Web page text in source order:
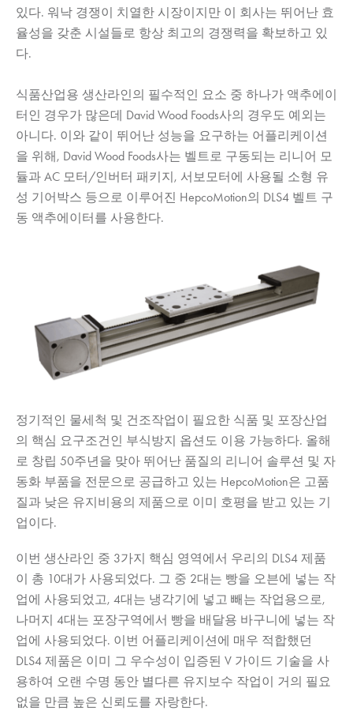
있다. 워낙 경쟁이 치열한 시장이지만 이 회사는 뛰어난 효
율성을 갖춘 시설들로 항상 최고의 경쟁력을 확보하고 있
다.
식품산업용 생산라인의 필수적인 요소 중 하나가 액추에이
터인 경우가 많은데 David Wood Foods사의 경우도 예외는
아니다. 이와 같이 뛰어난 성능을 요구하는 어플리케이션
을 위해, David Wood Foods사는 벨트로 구동되는 리니어 모
듈과 AC 모터/인버터 패키지, 서보모터에 사용될 소형 유
성 기어박스 등으로 이루어진 HepcoMotion의 DLS4 벨트 구
동 액추에이터를 사용한다.
정기적인 물세척 및 건조작업이 필요한 식품 및 포장산업
의 핵심 요구조건인 부식방지 옵션도 이용 가능하다. 올해
로 창립 50주년을 맞아 뛰어난 품질의 리니어 솔루션 및 자
동화 부품을 전문으로 공급하고 있는 HepcoMotion은 고품
질과 낮은 유지비용의 제품으로 이미 호평을 받고 있는 기
업이다.
이번 생산라인 중 3가지 핵심 영역에서 우리의 DLS4 제품
이 총 10대가 사용되었다. 그 중 2대는 빵을 오븐에 넣는 작
업에 사용되었고, 4대는 냉각기에 넣고 빼는 작업용으로,
나머지 4대는 포장구역에서 빵을 배달용 바구니에 넣는 작
업에 사용되었다. 이번 어플리케이션에 매우 적합했던
DLS4 제품은 이미 그 우수성이 입증된 V 가이드 기술을 사
용하여 오랜 수명 동안 별다른 유지보수 작업이 거의 필요
없을 만큼 높은 신뢰도를 자랑한다.